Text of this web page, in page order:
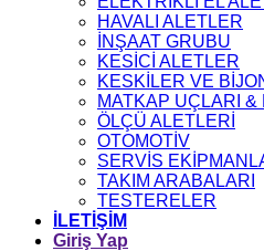
HAVALI ALETLER
İNŞAAT GRUBU
KESİCİ ALETLER
KESKİLER VE
MATKAP UÇLARI &
ÖLÇÜ ALETLERİ
OTOMOTİV
SERVİS
TAKIM ARABALARI
TESTERELER
İLETİŞİM
Giriş Yap